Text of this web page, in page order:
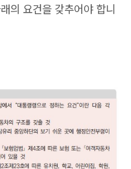
의 요건을 갖추어야 합니